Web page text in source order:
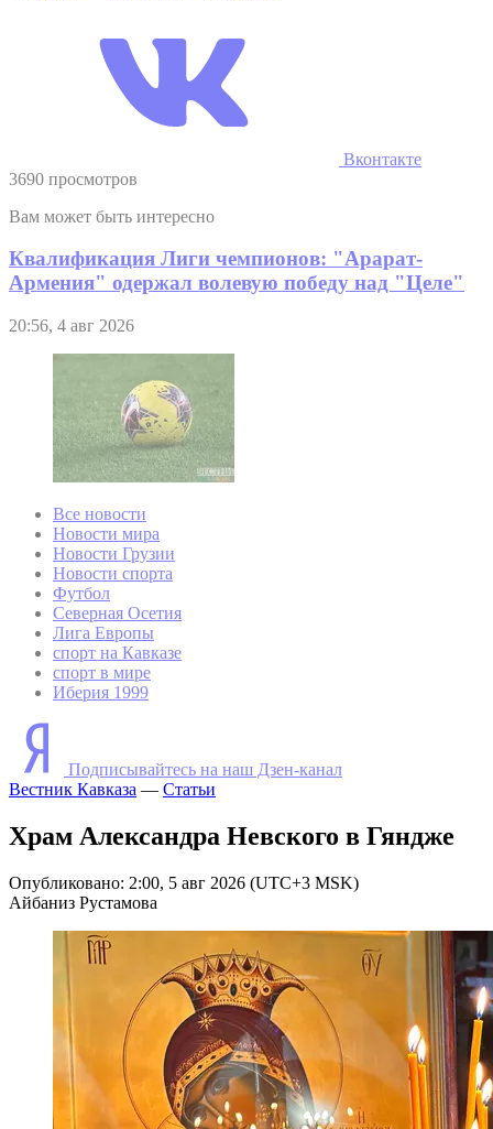
Вконтакте
3690 просмотров
Вам может быть интересно
Квалификация Лиги чемпионов: "Арарат-
Армения" одержал волевую победу над "Целе"
20:56, 4 авг 2026
Все новости
Новости мира
Новости Грузии
Новости спорта
Футбол
Северная Осетия
Лига Европы
спорт на Кавказе
спорт в мире
Иберия 1999
Подписывайтесь на наш Дзен-канал
Вестник Кавказа — Статьи
Храм Александра Невского в Гяндже
Опубликовано: 2:00, 5 авг 2026 (UTC+3 MSK)
Айбаниз Рустамова